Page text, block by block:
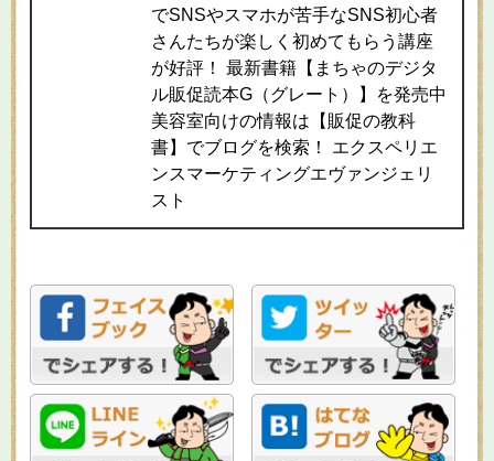
でSNSやスマホが苦手なSNS初心者
さんたちが楽しく初めてもらう講座
が好評！ 最新書籍【まちゃのデジタ
ル販促読本G（グレート）】を発売中
美容室向けの情報は【販促の教科
書】でブログを検索！ エクスペリエ
ンスマーケティングエヴァンジェリ
スト